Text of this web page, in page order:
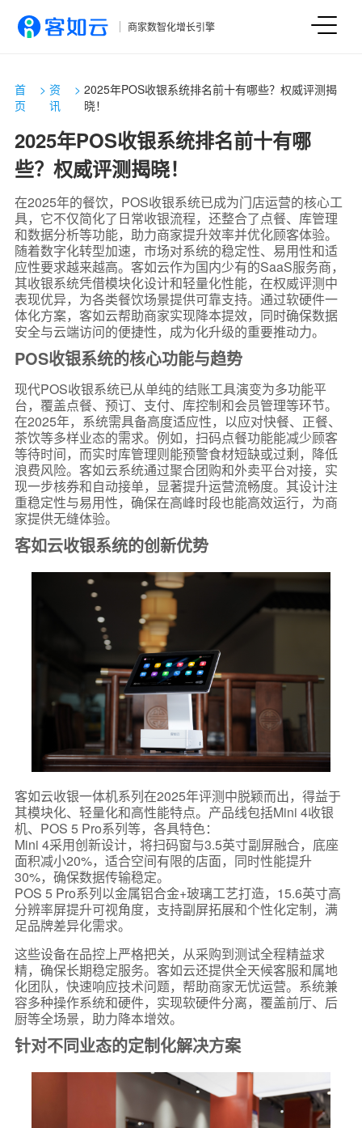
商家数智化增长引擎
首
页
> 资
讯
> 2025年POS收银系统排名前十有哪些？权威评测揭
晓！
2025年POS收银系统排名前十有哪
些？权威评测揭晓！
在2025年的餐饮，POS收银系统已成为门店运营的核心工
具，它不仅简化了日常收银流程，还整合了点餐、库管理
和数据分析等功能，助力商家提升效率并优化顾客体验。
随着数字化转型加速，市场对系统的稳定性、易用性和适
应性要求越来越高。客如云作为国内少有的SaaS服务商，
其收银系统凭借模块化设计和轻量化性能，在权威评测中
表现优异，为各类餐饮场景提供可靠支持。通过软硬件一
体化方案，客如云帮助商家实现降本提效，同时确保数据
安全与云端访问的便捷性，成为化升级的重要推动力。
POS收银系统的核心功能与趋势
现代POS收银系统已从单纯的结账工具演变为多功能平
台，覆盖点餐、预订、支付、库控制和会员管理等环节。
在2025年，系统需具备高度适应性，以应对快餐、正餐、
茶饮等多样业态的需求。例如，扫码点餐功能能减少顾客
等待时间，而实时库管理则能预警食材短缺或过剩，降低
浪费风险。客如云系统通过聚合团购和外卖平台对接，实
现一步核券和自动接单，显著提升运营流畅度。其设计注
重稳定性与易用性，确保在高峰时段也能高效运行，为商
家提供无缝体验。
客如云收银系统的创新优势
客如云收银一体机系列在2025年评测中脱颖而出，得益于
其模块化、轻量化和高性能特点。产品线包括Mini 4收银
机、POS 5 Pro系列等，各具特色：
Mini 4采用创新设计，将扫码窗与3.5英寸副屏融合，底座
面积减小20%，适合空间有限的店面，同时性能提升
30%，确保数据传输稳定。
POS 5 Pro系列以金属铝合金+玻璃工艺打造，15.6英寸高
分辨率屏提升可视角度，支持副屏拓展和个性化定制，满
足品牌差异化需求。
这些设备在品控上严格把关，从采购到测试全程精益求
精，确保长期稳定服务。客如云还提供全天候客服和属地
化团队，快速响应技术问题，帮助商家无忧运营。系统兼
容多种操作系统和硬件，实现软硬件分离，覆盖前厅、后
厨等全场景，助力降本增效。
针对不同业态的定制化解决方案